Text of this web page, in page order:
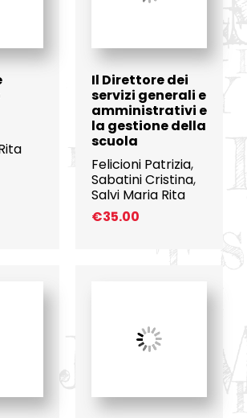
Il Direttore dei
servizi generali e
amministrativi e
la gestione della
scuola
Felicioni Patrizia,
Sabatini Cristina,
Salvi Maria Rita
€35.00